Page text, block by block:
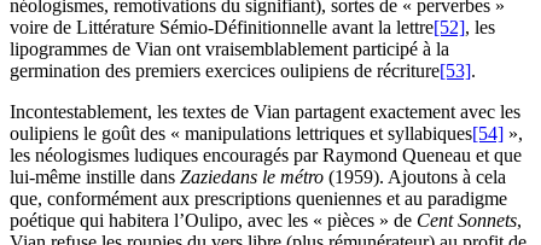
néologismes, remotivations du signifiant), sortes de « perverbes »
voire de Littérature Sémio-Définitionnelle avant la lettre[52], les
lipogrammes de Vian ont vraisemblablement participé à la
germination des premiers exercices oulipiens de récriture[53].
Incontestablement, les textes de Vian partagent exactement avec les
oulipiens le goût des « manipulations lettriques et syllabiques[54] »,
les néologismes ludiques encouragés par Raymond Queneau et que
lui-même instille dans Zaziedans le métro (1959). Ajoutons à cela
que, conformément aux prescriptions queniennes et au paradigme
poétique qui habitera l’Oulipo, avec les « pièces » de Cent Sonnets,